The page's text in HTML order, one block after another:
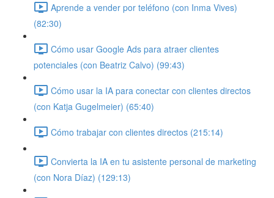
Aprende a vender por teléfono (con Inma Vives)
(82:30)
Cómo usar Google Ads para atraer clientes
potenciales (con Beatriz Calvo) (99:43)
Cómo usar la IA para conectar con clientes directos
(con Katja Gugelmeier) (65:40)
Cómo trabajar con clientes directos (215:14)
Convierta la IA en tu asistente personal de marketing
(con Nora Díaz) (129:13)